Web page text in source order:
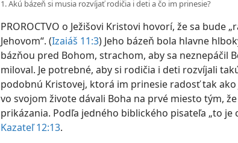
1. Akú bázeň si musia rozvíjať rodičia i deti a čo im prinesie?
PROROCTVO o Ježišovi Kristovi hovorí, že sa bude
Jehovom“. (Izaiáš 11:3) Jeho bázeň bola hlavne
bázňou pred Bohom, strachom, aby sa neznepáčil
miloval. Je potrebné, aby si rodičia i deti rozvíjali
podobnú Kristovej, ktorá im prinesie radosť tak ako
vo svojom živote dávali Boha na prvé miesto tým,
prikázania. Podľa jedného biblického pisateľa „to
Kazateľ 12:13.